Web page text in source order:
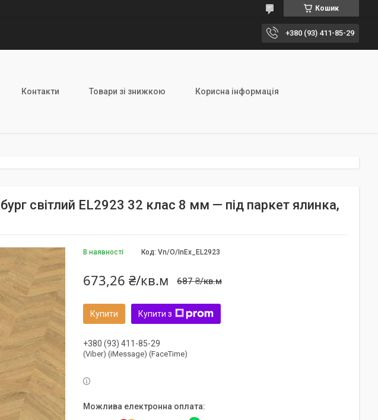
Кошик
+380 (93) 411-85-29
Контакти Товари зі знижкою Корисна інформація
світлий EL2923 32 клас 8 мм — під паркет ялинка,
В наявності Код: Vn/O/InEx_EL2923
687 ₴/кв.м
673,26 ₴/кв.м
Купити Купити з
+380 (93) 411-85-29
(Viber) (iMessage) (FaceTime)